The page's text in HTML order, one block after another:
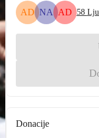
AD NA AD 58
Donacije